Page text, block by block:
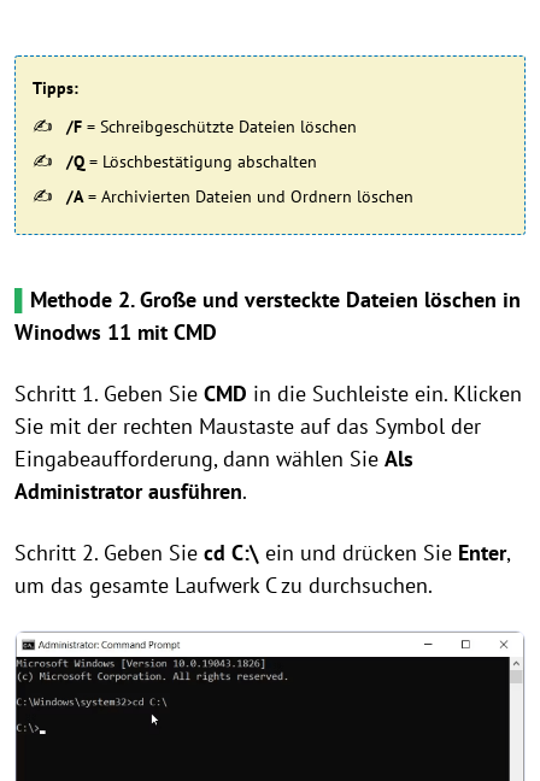
Tipps:
/F = Schreibgeschützte Dateien löschen
/Q = Löschbestätigung abschalten
/A= Archivierten Dateien und Ordnern löschen
Methode 2. Große und versteckte Dateien löschen in
Winodws 11 mit CMD
Schritt 1. Geben Sie CMD in die Suchleiste ein. Klicken
Sie mit der rechten Maustaste auf das Symbol der
Eingabeaufforderung, dann wählen Sie Als
Administrator ausführen.
Schritt 2. Geben Sie cd C:\ ein und drücken Sie Enter,
um das gesamte Laufwerk C zu durchsuchen.